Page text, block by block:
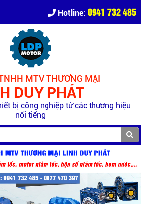
Hotline: 0941 732 485
MTV THƯƠNG MẠI
DUY PHÁT
bị công nghiệp từ các thương hiệu
nổi tiếng